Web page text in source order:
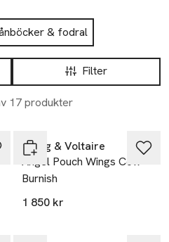
& fodral
Filter
17 produkter
Zadig & Voltaire
Angel Pouch Wings Cow
Burnish
1 850 kr